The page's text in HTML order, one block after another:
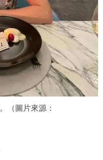
（圖片來源：